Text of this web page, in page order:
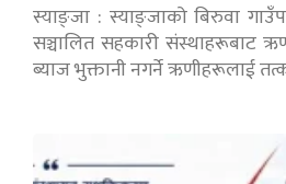
स्याङ्जा : स्याङ्जाको बिरुवा
सञ्चालित सहकारी संस्थाहरूबाट
ब्याज भुक्तानी नगर्ने ऋणीहरूलाई